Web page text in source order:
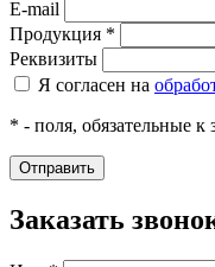
E-mail
Продукция *
Реквизиты
Я согласен на
* - поля, обязательные к
Заказать